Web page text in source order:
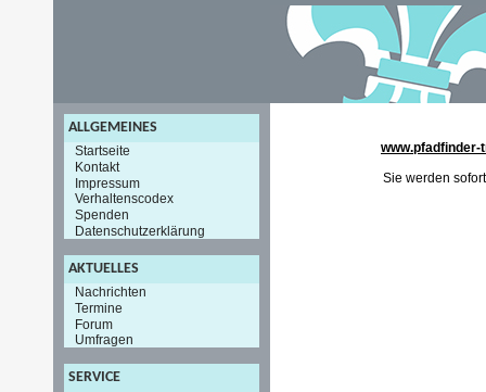
ALLGEMEINES
Startseite
Kontakt
Impressum
Verhaltenscodex
Spenden
Datenschutzerklärung
AKTUELLES
Nachrichten
Termine
Forum
Umfragen
SERVICE
www.pfadfinder-
Sie werden